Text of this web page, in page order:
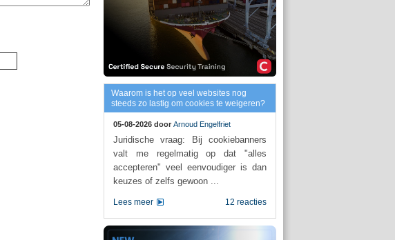
Waarom is het op veel websites nog
steeds zo lastig om cookies te weigeren?
05-08-2026 door Arnoud Engelfriet
Juridische vraag: Bij cookiebanners
valt me regelmatig op dat "alles
accepteren" veel eenvoudiger is dan
keuzes of zelfs gewoon ...
12 reacties
Lees meer